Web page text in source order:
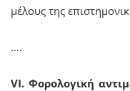
μέλους της
….
VI. Φορολογική